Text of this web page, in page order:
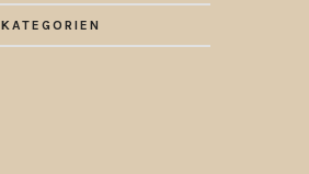
KATEGORIEN